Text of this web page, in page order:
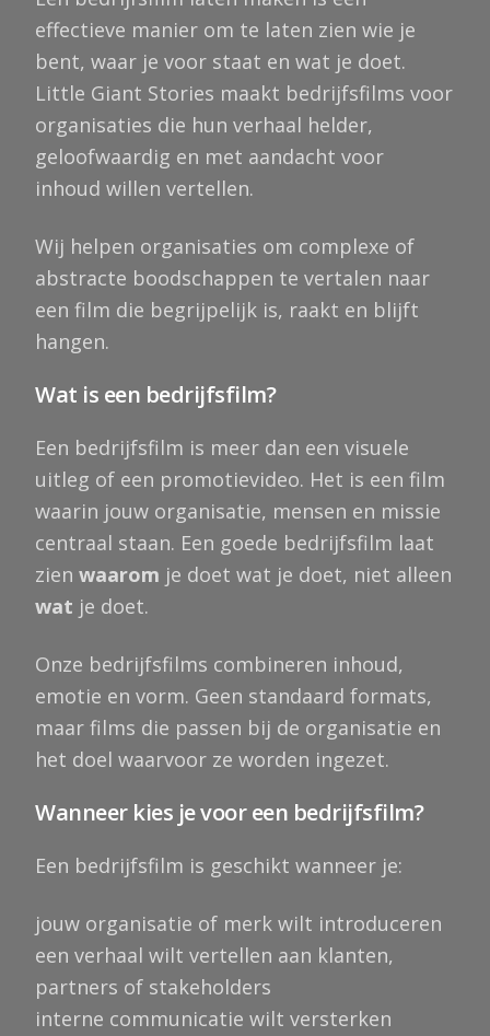
effectieve manier om te laten zien wie je
bent, waar je voor staat en wat je doet.
Little Giant Stories maakt bedrijfsfilms voor
organisaties die hun verhaal helder,
geloofwaardig en met aandacht voor
inhoud willen vertellen.
Wij helpen organisaties om complexe of
abstracte boodschappen te vertalen naar
een film die begrijpelijk is, raakt en blijft
hangen.
Wat is een bedrijfsfilm?
Een bedrijfsfilm is meer dan een visuele
uitleg of een promotievideo. Het is een film
waarin jouw organisatie, mensen en missie
centraal staan. Een goede bedrijfsfilm laat
zien waarom je doet wat je doet, niet alleen
wat je doet.
Onze bedrijfsfilms combineren inhoud,
emotie en vorm. Geen standaard formats,
maar films die passen bij de organisatie en
het doel waarvoor ze worden ingezet.
Wanneer kies je voor een bedrijfsfilm?
Een bedrijfsfilm is geschikt wanneer je:
jouw organisatie of merk wilt introduceren
een verhaal wilt vertellen aan klanten,
partners of stakeholders
interne communicatie wilt versterken